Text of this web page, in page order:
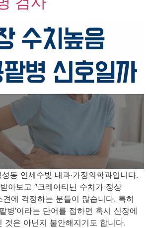
동 연세수빛 내과·가정의학과입니다.
아보고 “크레아티닌 수치가 정상
견에 걱정하는 분들이 많습니다. 특히
병’이라는 단어를 접하면 혹시 신장에
것은 아닌지 불안해지기도 합니다.